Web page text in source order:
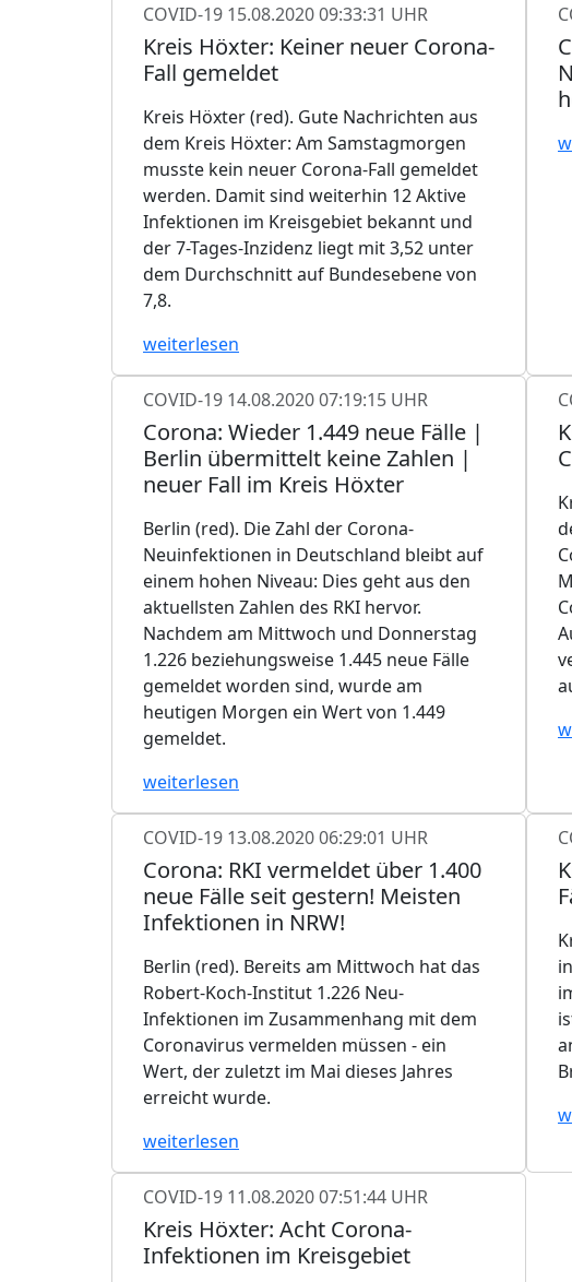
COVID-19 15.08.2020 09:33:31 UHR
Kreis Höxter: Keiner neuer Corona-
Fall gemeldet
Kreis Höxter (red). Gute Nachrichten aus
dem Kreis Höxter: Am Samstagmorgen
musste kein neuer Corona-Fall gemeldet
werden. Damit sind weiterhin 12 Aktive
Infektionen im Kreisgebiet bekannt und
der 7-Tages-Inzidenz liegt mit 3,52 unter
dem Durchschnitt auf Bundesebene von
7,8.
weiterlesen
COVID-19 14.08.2020 07:19:15 UHR
Corona: Wieder 1.449 neue Fälle |
Berlin übermittelt keine Zahlen |
neuer Fall im Kreis Höxter
Berlin (red). Die Zahl der Corona-
Neuinfektionen in Deutschland bleibt auf
einem hohen Niveau: Dies geht aus den
aktuellsten Zahlen des RKI hervor.
Nachdem am Mittwoch und Donnerstag
1.226 beziehungsweise 1.445 neue Fälle
gemeldet worden sind, wurde am
heutigen Morgen ein Wert von 1.449
gemeldet.
weiterlesen
COVID-19 13.08.2020 06:29:01 UHR
Corona: RKI vermeldet über 1.400
neue Fälle seit gestern! Meisten
Infektionen in NRW!
Berlin (red). Bereits am Mittwoch hat das
Robert-Koch-Institut 1.226 Neu-
Infektionen im Zusammenhang mit dem
Coronavirus vermelden müssen - ein
Wert, der zuletzt im Mai dieses Jahres
erreicht wurde.
weiterlesen
COVID-19 11.08.2020 07:51:44 UHR
Kreis Höxter: Acht Corona-
Infektionen im Kreisgebiet